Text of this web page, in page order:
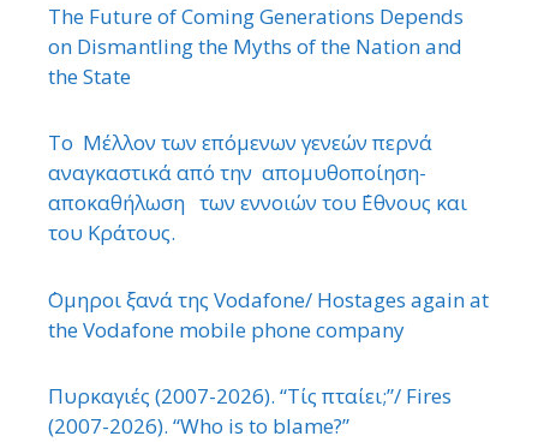
The Future of Coming Generations Depends
on Dismantling the Myths of the Nation and
the State
Το Μέλλον των επόμενων γενεών περνά
αναγκαστικά από την απομυθοποίηση-
αποκαθήλωση των εννοιών του ΄Εθνους και
του Κράτους.
΄Ομηροι ξανά της Vodafone/ Hostages again at
the Vodafone mobile phone company
Πυρκαγιές (2007-2026). “Τίς πταίει;”/ Fires
(2007-2026). “Who is to blame?”